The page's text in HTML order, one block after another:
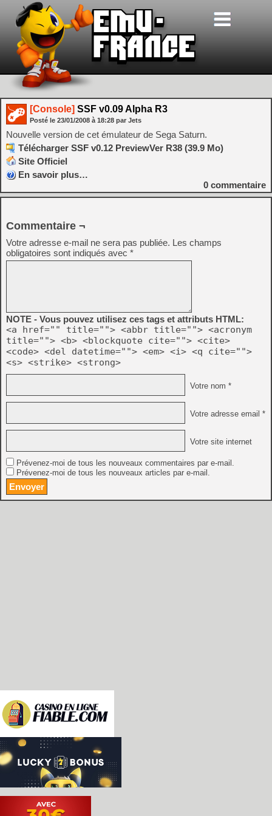
[Console] SSF v0.09 Alpha R3
Posté le 23/01/2008 à 18:28 par Jets
Nouvelle version de cet émulateur de Sega Saturn.
Télécharger SSF v0.12 PreviewVer R38 (39.9 Mo)
Site Officiel
En savoir plus…
0 commentaire
Commentaire ¬
Votre adresse e-mail ne sera pas publiée. Les champs
obligatoires sont indiqués avec *
NOTE - Vous pouvez utilisez ces tags et attributs HTML:
<a href="" title=""> <abbr title=""> <acronym
title=""> <b> <blockquote cite=""> <cite>
<code> <del datetime=""> <em> <i> <q cite="">
<s> <strike> <strong>
Votre nom *
Votre adresse email *
Votre site internet
Prévenez-moi de tous les nouveaux commentaires par e-mail.
Prévenez-moi de tous les nouveaux articles par e-mail.